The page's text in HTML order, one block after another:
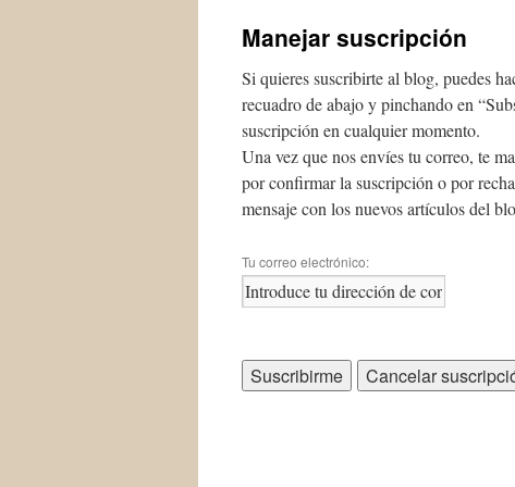
Manejar suscripción
Si quieres suscribirte al blog, puedes
recuadro de abajo y pinchando en
suscripción en cualquier momento.
Una vez que nos envíes tu correo, te
por confirmar la suscripción o por
mensaje con los nuevos artículos del
Tu correo electrónico: